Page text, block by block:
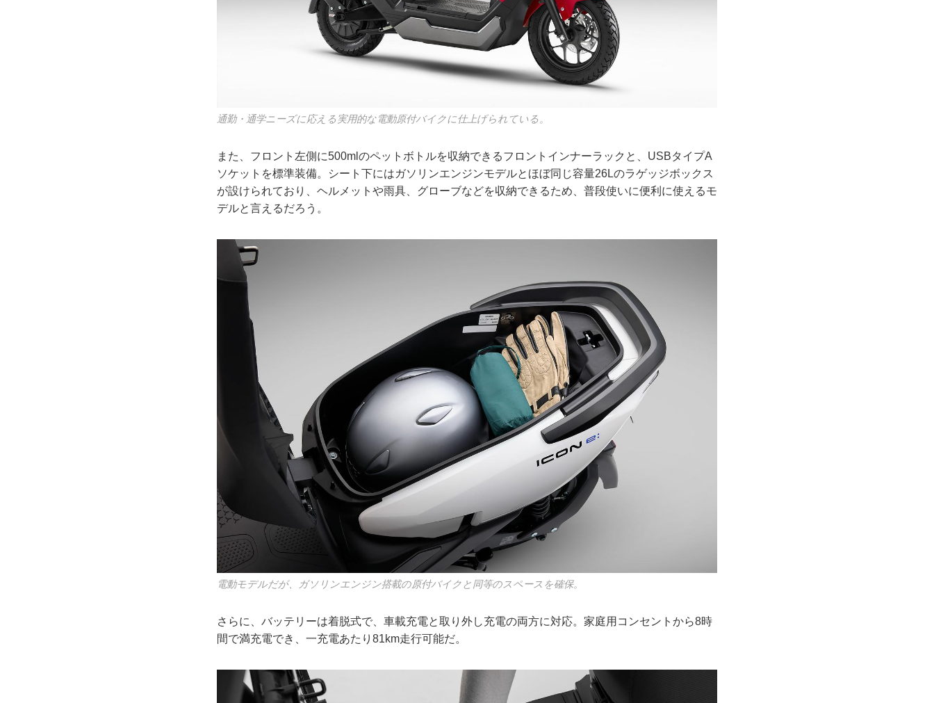
通勤・通学ニーズに応える実用的な電動原付バイクに仕上げられている。
また、フロント左側に500mlのペットボトルを収納できるフロントインナーラックと、USBタイプA
ソケットを標準装備。シート下にはガソリンエンジンモデルとほぼ同じ容量26Lのラゲッジボックス
が設けられており、ヘルメットや雨具、グローブなどを収納できるため、普段使いに便利に使えるモ
デルと言えるだろう。
電動モデルだが、ガソリンエンジン搭載の原付バイクと同等のスペースを確保。
さらに、バッテリーは着脱式で、車載充電と取り外し充電の両方に対応。家庭用コンセントから8時
間で満充電でき、一充電あたり81km走行可能だ。